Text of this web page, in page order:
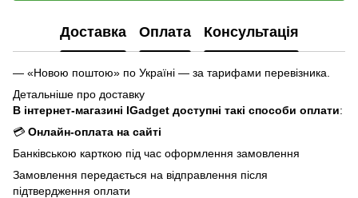
Доставка Оплата Консультація
— «Новою поштою» по Україні — за тарифами перевізника.
Детальніше про доставку
В інтернет-магазині IGadget доступні такі способи оплати:
💳 Онлайн-оплата на сайті
Банківською карткою під час оформлення замовлення
Замовлення передається на відправлення після
підтвердження оплати